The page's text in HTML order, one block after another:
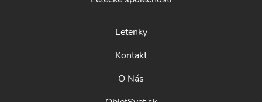
Letenky
Kontakt
O Nás